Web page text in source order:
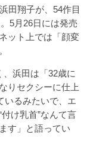
田翔子が、54作目
5月26日には発売
ット上では「顔変
浜田は「32歳に
りセクシーに仕上
いるみたいで、エ
け乳首”なんて言
す」と語ってい